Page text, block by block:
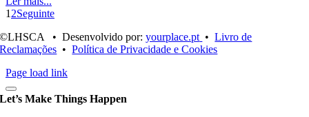
1 2Seguinte
©LHSCA • Desenvolvido por:yourplace.pt •Livro de
Reclamações •Política de Privacidade e Cookies
Page load link
Let’s Make Things Happen